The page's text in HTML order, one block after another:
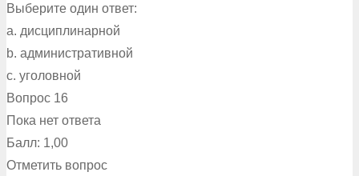
Выберите один ответ:
a. дисциплинарной
b. административной
c. уголовной
Вопрос 16
Пока нет ответа
Балл: 1,00
Отметить вопрос